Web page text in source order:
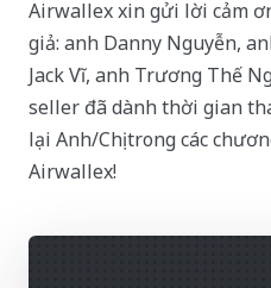
Airwallex xin gửi lời cảm
giả: anh Danny Nguyễn,
Jack Vĩ, anh Trương Thế
seller đã dành thời gian
lại Anh/Chị trong các
Airwallex!